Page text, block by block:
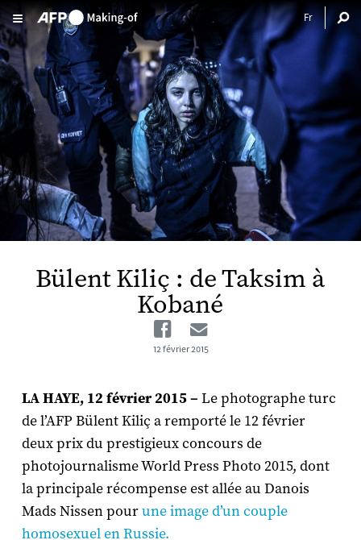
Aller au contenu principal
Bülent Kiliç : de Taksim à
Kobané
Facebook
12 février 2015
LA HAYE, 12 février 2015 – Le photographe turc
de l’AFP Bülent Kiliç a remporté le 12 février
deux prix du prestigieux concours de
photojournalisme World Press Photo 2015, dont
la principale récompense est allée au Danois
Mads Nissen pourune image d’un couple
homosexuel en Russie.